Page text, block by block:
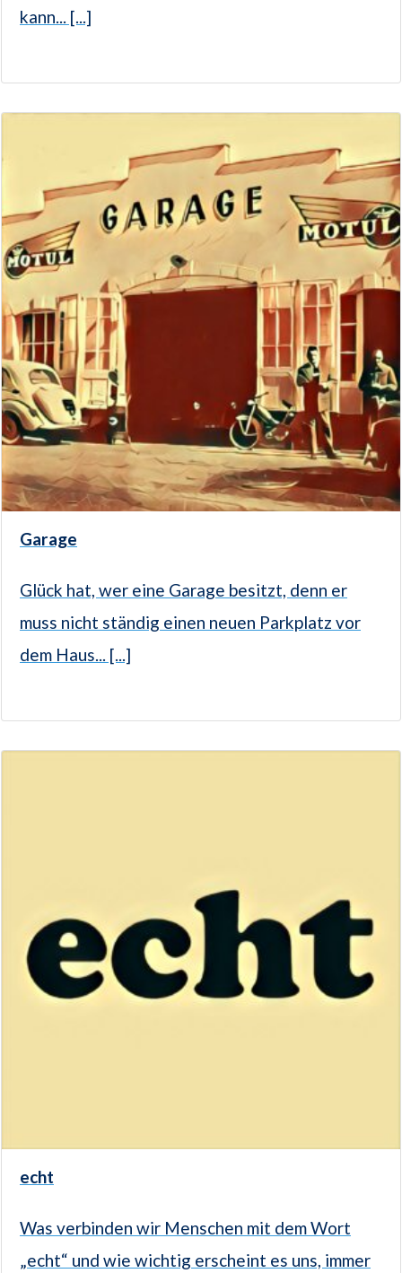
kann... [...]
Garage
Glück hat, wer eine Garage besitzt, denn er
muss nicht ständig einen neuen Parkplatz vor
dem Haus... [...]
echt
Was verbinden wir Menschen mit dem Wort
„echt“ und wie wichtig erscheint es uns, immer